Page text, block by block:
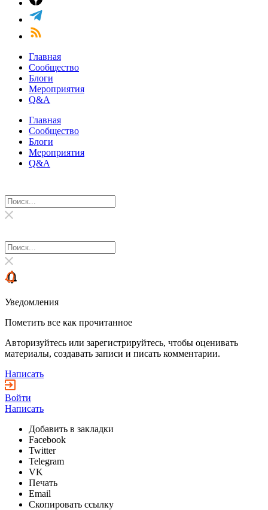
Главная
Сообщество
Блоги
Мероприятия
Q&A
Главная
Сообщество
Блоги
Мероприятия
Q&A
Уведомления
Пометить все как прочитанное
Авторизуйтесь или зарегистрируйтесь, чтобы оценивать
материалы, создавать записи и писать комментарии.
Написать
Войти
Написать
Добавить в закладки
Facebook
Twitter
Telegram
VK
Печать
Email
Скопировать ссылку